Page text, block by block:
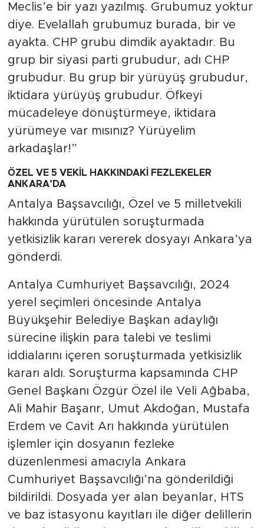
Meclis’e bir yazı yazılmış. Grubumuz yoktur
diye. Evelallah grubumuz burada, bir ve
ayakta. CHP grubu dimdik ayaktadır. Bu
grup bir siyasi parti grubudur, adı CHP
grubudur. Bu grup bir yürüyüş grubudur,
iktidara yürüyüş grubudur. Öfkeyi
mücadeleye dönüştürmeye, iktidara
yürümeye var mısınız? Yürüyelim
arkadaşlar!”
ÖZEL VE 5 VEKİL HAKKINDAKİ FEZLEKELER
ANKARA’DA
Antalya Başsavcılığı, Özel ve 5 milletvekili
hakkında yürütülen soruşturmada
yetkisizlik kararı vererek dosyayı Ankara’ya
gönderdi.
Antalya Cumhuriyet Başsavcılığı, 2024
yerel seçimleri öncesinde Antalya
Büyükşehir Belediye Başkan adaylığı
sürecine ilişkin para talebi ve teslimi
iddialarını içeren soruşturmada yetkisizlik
kararı aldı. Soruşturma kapsamında CHP
Genel Başkanı Özgür Özel ile Veli Ağbaba,
Ali Mahir Başarır, Umut Akdoğan, Mustafa
Erdem ve Cavit Arı hakkında yürütülen
işlemler için dosyanın fezleke
düzenlenmesi amacıyla Ankara
Cumhuriyet Başsavcılığı’na gönderildiği
bildirildi. Dosyada yer alan beyanlar, HTS
ve baz istasyonu kayıtları ile diğer delillerin